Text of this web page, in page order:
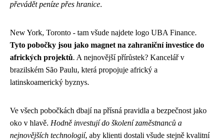
převádět peníze přes hranice.
New York, Toronto - tam všude najdete logo UBA Finance.
Tyto pobočky jsou jako magnet na zahraniční investice do
afrických projektů. A nejnovější přírůstek? Kancelář v
brazilském São Paulu, která propojuje africký a
latinskoamerický byznys.
Ve všech pobočkách dbají na přísná pravidla a bezpečnost jako
oko v hlavě. Hodně investují do školení zaměstnanců a
nejnovějších technologií, aby klienti dostali všude stejně kvalitní